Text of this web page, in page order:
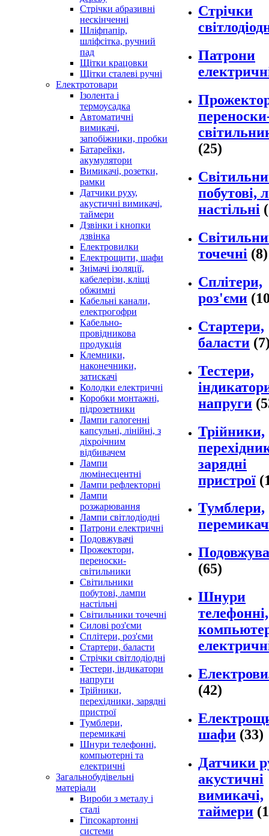
Стрічки абразивні
нескінченні
Шліфпапір,
шліфсітка, ручний
пад
Щітки крацовки
Щітки сталеві ручні
Електротовари
Ізолента і
термоусадка
Автоматичні
вимикачі,
запобіжники, пробки
Батарейки,
акумулятори
Вимикачі, розетки,
рамки
Датчики руху,
акустичні вимикачі,
таймери
Дзвінки і кнопки
дзвінка
Електровилки
Електрощити, шафи
Знімачі ізоляції,
кабелерізи, кліщі
обжимні
Кабельні канали,
електрогофри
Кабельно-
провідникова
продукція
Клемники,
наконечники,
затискачі
Колодки електричні
Коробки монтажні,
підрозетники
Лампи галогенні
капсульні, лінійні, з
діхроічним
відбивачем
Лампи
люмінесцентні
Лампи рефлекторні
Лампи
розжарювання
Лампи світлодіодні
Патрони електричні
Подовжувачі
Прожектори,
переноски-
світильники
Світильники
побутові, лампи
настільні
Світильники точечні
Силові роз'єми
Сплітери, роз'єми
Стартери, баласти
Стрічки світлодіодні
Тестери, індикатори
напруги
Трійники,
перехідники, зарядні
пристрої
Тумблери,
перемикачі
Шнури телефонні,
компьютерні та
електричні
Загальнобудівельні
матеріали
Вироби з металу і
сталі
Гіпсокартонні
системи
Стрічки
Патрони
(25)
побутові,
настільні
точечні (8)
Сплітери,
роз'єми
Стартери,
баласти
Тестери,
напруги
Трійники,
зарядні
пристрої
Тумблери,
(65)
Шнури
телефонні,
(42)
шафи (33)
Датчики
акустичні
вимикачі,
таймери